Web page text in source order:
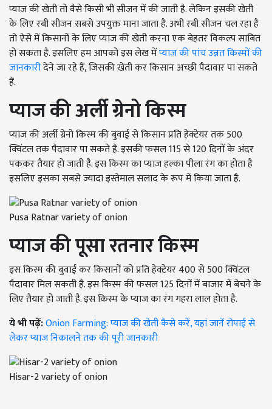
प्याज की खेती तो वैसे किसी भी सीजन में की जाती है. लेकिन इसकी खेती
के लिए रबी सीजन सबसे उपयुक्त माना जाता है. अभी रबी सीजन चल रहा है
तो ऐसे में किसानों के लिए प्याज की खेती करना एक बेहतर विकल्प साबित
हो सकता है. इसलिए हम आपको इस लेख मेंप्याज की पांच उन्नत किस्मों की
जानकारीदेने जा रहे हैं, जिसकी खेती कर किसान अच्छी पैदावार पा सकते
हैं.
प्याज की अर्ली ग्रेनो किस्म
प्याज की अर्ली ग्रेनो किस्म की बुवाई से किसान प्रति हेक्टेयर तक 500
क्विंटल तक पैदावार पा सकते हैं. इसकी फसल 115 से 120 दिनों के अंदर
पककर तैयार हो जाती है. इस किस्म का प्याज हल्का पीला रंग का होता है
इसलिए इसका सबसे ज्यादा इस्तेमाल सलाद के रूप में किया जाता है.
Pusa Ratnar variety of onion
प्याज की पूसा रतनार किस्म
इस किस्म की बुवाई कर किसानों को प्रति हेक्टेयर 400 से 500 क्विंटल
पैदावार मिल सकती है. इस किस्म की फसल 125 दिनों में बाजार में बेचने के
लिए तैयार हो जाती है. इस किस्म के प्याज का रंग गहरा लाल होता है.
ये भी पढ़ें:Onion Farming: प्याज की खेती कैसे करें, यहां जानें रोपाई से
लेकर प्याज निकालने तक की पूरी जानकारी
Hisar-2 variety of onion